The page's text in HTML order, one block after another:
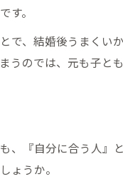
す。
で、結婚後うまくい
うのでは、元も子と
、『自分に合う人』
ょうか。